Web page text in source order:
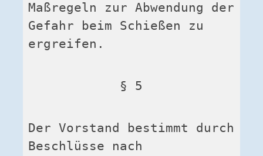
Maßregeln zur Abwendung der
Gefahr beim Schießen zu
ergreifen.
§ 5
Der Vorstand bestimmt durch
Beschlüsse nach